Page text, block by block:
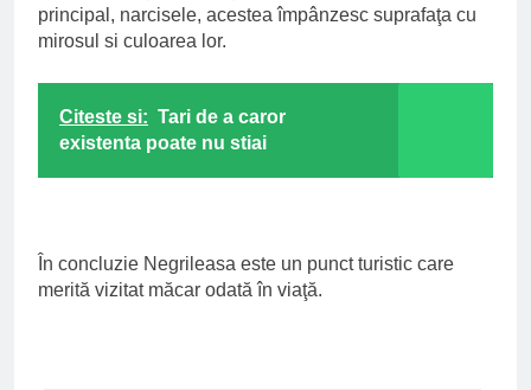
principal, narcisele, acestea împânzesc suprafaţa cu
mirosul si culoarea lor.
Citeste si: Tari de a caror
existenta poate nu stiai
În concluzie Negrileasa este un punct turistic care
merită vizitat măcar odată în viaţă.